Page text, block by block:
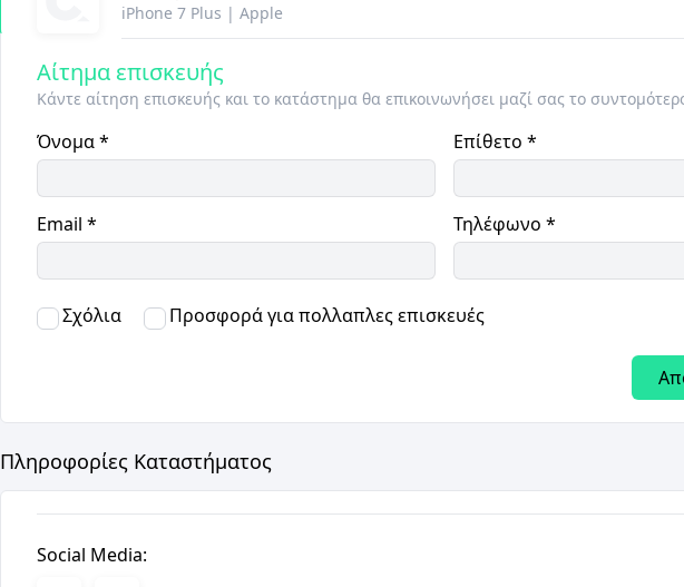
iPhone 7 Plus | Apple
Αίτημα επισκευής
Κάντε αίτηση επισκευής και το κατάστημα θα επικοινωνήσει μαζί σας το
Όνομα* Επίθετο *
Email * Τηλέφωνο *
Σχόλια Προσφορά για πολλαπλες επισκευές
Πληροφορίες Καταστήματος
Social Media: